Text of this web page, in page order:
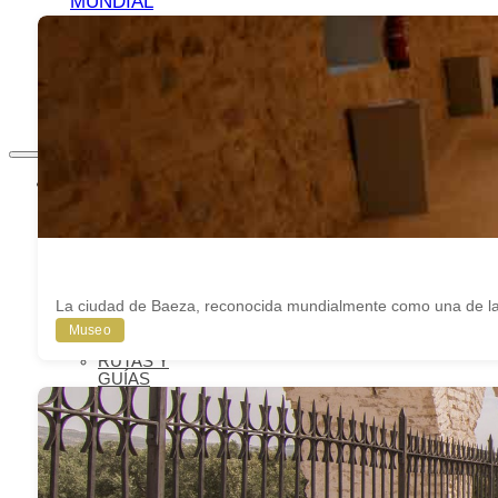
CULTURAL
BIENVENIDOS
QUÉ VER
QUÉ VER –
MONUMENTOS
GRANDE
VISITAS
VIRTUALES
RUTAS Y
GUÍAS
MONUMENTALES
OLEOTURISMO
GASTRONOMÍA
BAEZANA
FIESTAS Y
SEMANA
La ciudad de Baeza, reconocida mundialmente como una de
Museo